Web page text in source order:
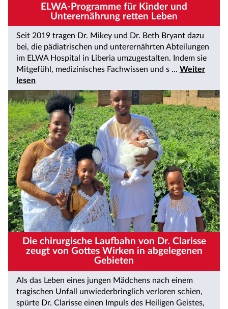
ELWA-Programme für Kinder und
Unterernährung retten Leben
Seit 2019 tragen Dr. Mikey und Dr. Beth Bryant dazu
bei, die pädiatrischen und unterernährten Abteilungen
im ELWA Hospital in Liberia umzugestalten. Indem sie
Mitgefühl, medizinisches Fachwissen und s ... Weiter
lesen
Die chirurgische Laufbahn von Dr. Clarisse
zeugt von Gottes Wirken in abgelegenen
Gebieten
Als das Leben eines jungen Mädchens nach einem
tragischen Unfall unwiederbringlich verloren schien,
spürte Dr. Clarisse einen Impuls des Heiligen Geistes,